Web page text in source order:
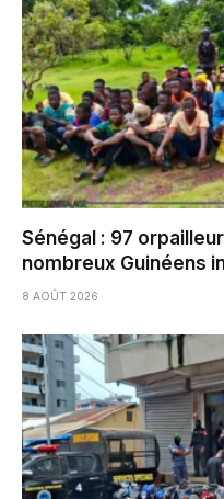
Sénégal : 97
nombreux Guinéens
8 AOÛT 2026